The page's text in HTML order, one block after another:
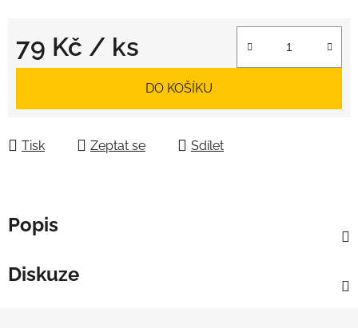
79 Kč / ks
Měrná cena:
DO KOŠÍKU
Tisk Zeptat se Sdílet
Popis
Diskuze